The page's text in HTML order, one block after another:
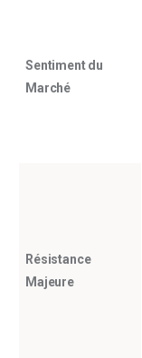
Sentiment du
Marché
Résistance
Majeure